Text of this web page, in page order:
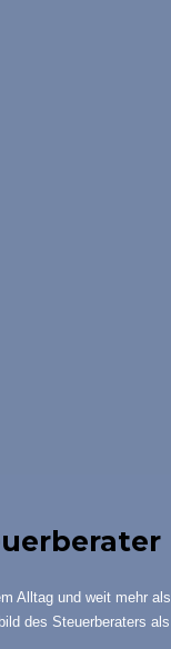
Alltag und weit mehr als
des Steuerberaters als